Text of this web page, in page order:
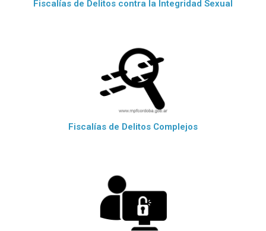
Fiscalías de Delitos contra la Integridad Sexual
Fiscalías de Delitos Complejos